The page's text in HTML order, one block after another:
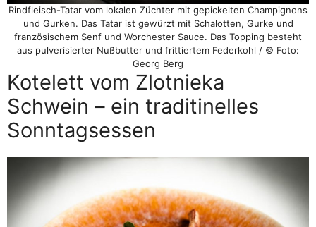
Rindfleisch-Tatar vom lokalen Züchter mit gepickelten Champignons
und Gurken. Das Tatar ist gewürzt mit Schalotten, Gurke und
französischem Senf und Worchester Sauce. Das Topping besteht
aus pulverisierter Nußbutter und frittiertem Federkohl / © Foto:
Georg Berg
Kotelett vom Zlotnieka
Schwein – ein traditinelles
Sonntagsessen